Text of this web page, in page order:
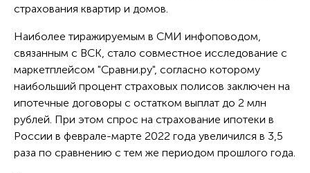
страхования квартир и домов.
Наиболее тиражируемым в СМИ инфоповодом,
связанным с ВСК, стало совместное исследование с
маркетплейсом "Сравни.ру", согласно которому
наибольший процент страховых полисов заключен на
ипотечные договоры с остатком выплат до 2 млн
рублей. При этом спрос на страхование ипотеки в
России в феврале-марте 2022 года увеличился в 3,5
раза по сравнению с тем же периодом прошлого года.